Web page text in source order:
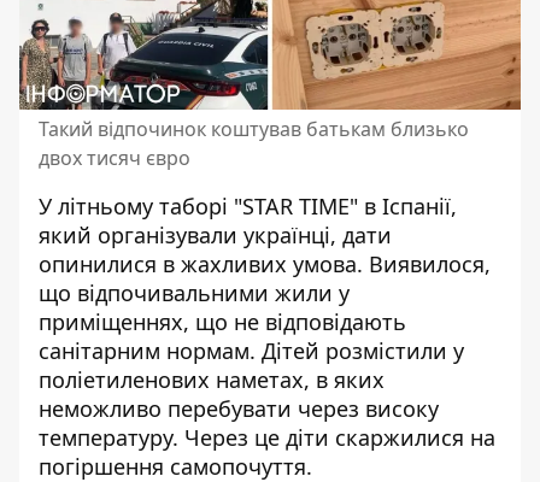
Такий відпочинок коштував батькам близько
двох тисяч євро
У літньому таборі "STAR TIME" в Іспанії,
який організували українці, дати
опинилися в жахливих умова. Виявилося,
що відпочивальними жили у
приміщеннях, що не відповідають
санітарним нормам. Дітей розмістили у
поліетиленових наметах, в яких
неможливо перебувати через високу
температуру. Через це діти скаржилися на
погіршення самопочуття.